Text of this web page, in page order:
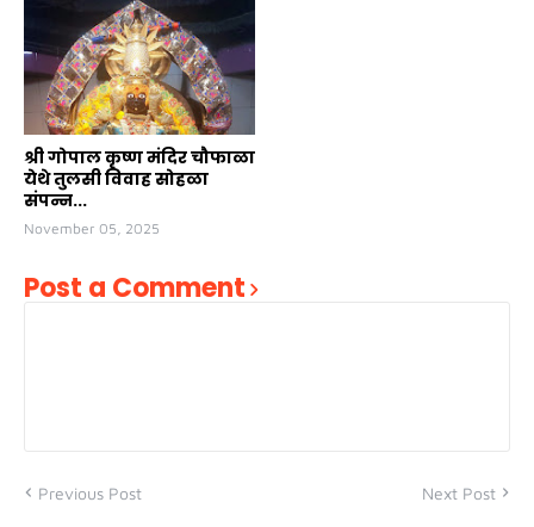
श्री गोपाल कृष्ण मंदिर चौफाळा
येथे तुलसी विवाह सोहळा
संपन्न...
November 05, 2025
Post a Comment
Previous Post Next Post